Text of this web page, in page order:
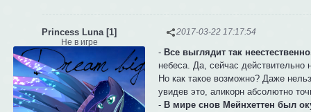
2017-03-22 17:17:54
Princess Luna [1]
Не в игре
- Все выглядит так
небеса. Да, сейчас действительно
Но как такое возможно? Даже
увидев это, аликорн абсолютно
- В мире снов Мейнхеттен был